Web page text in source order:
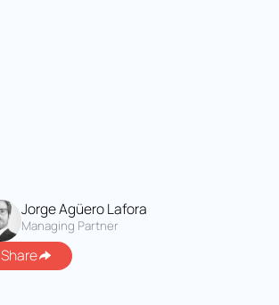
Jorge Agüero Lafora
Managing Partner
Share